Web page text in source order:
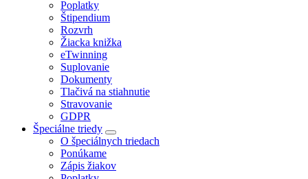
Poplatky
Štipendium
Rozvrh
Žiacka knižka
eTwinning
Suplovanie
Dokumenty
Tlačivá na stiahnutie
Stravovanie
GDPR
Špeciálne triedy
O špeciálnych triedach
Ponúkame
Zápis žiakov